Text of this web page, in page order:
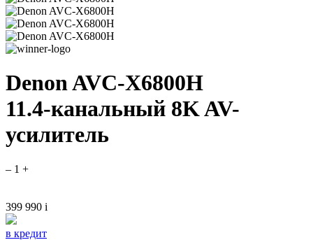
Denon AVC-X6800H
11.4-канальный 8K AV-
усилитель
– 1 +
399 990 i
в кредит